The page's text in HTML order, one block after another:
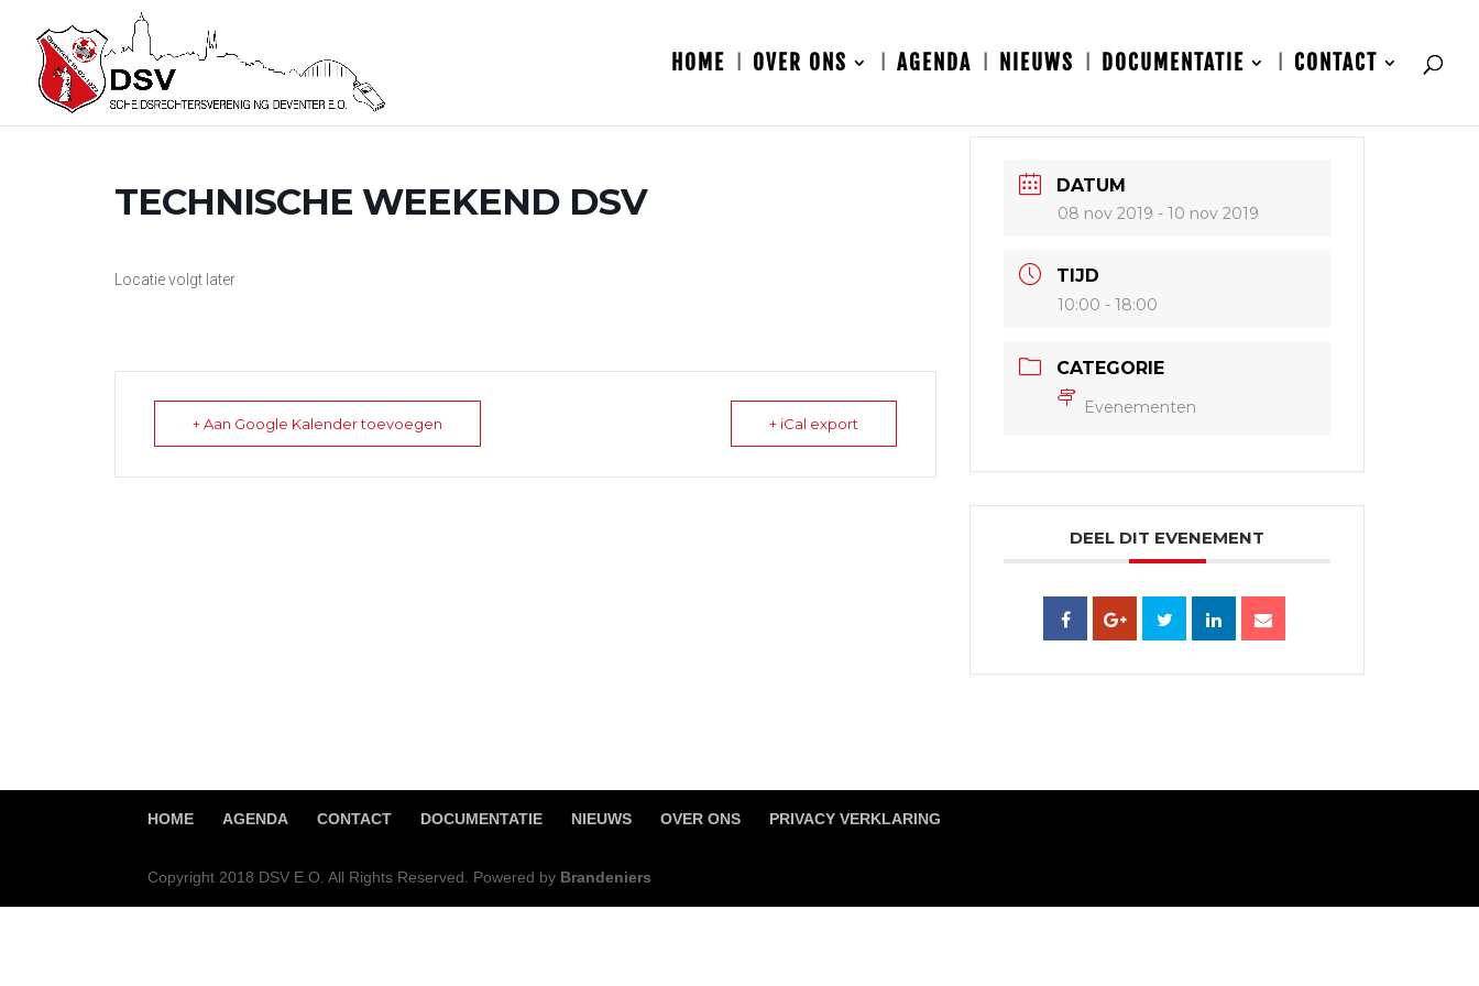
HOME OVER ONS AGENDA NIEUWS DOCUMENTATIE CONTACT
TECHNISCHE WEEKEND DSV
Locatie volgt later
+ Aan Google Kalender toevoegen + iCal export
DATUM
08 nov 2019 - 10 nov 2019
TIJD
10:00 - 18:00
CATEGORIE
Evenementen
DEEL DIT EVENEMENT
HOME AGENDA CONTACT DOCUMENTATIE NIEUWS OVER ONS PRIVACY VERKLARING
Copyright 2018 DSV E.O. All Rights Reserved. Powered by Brandeniers